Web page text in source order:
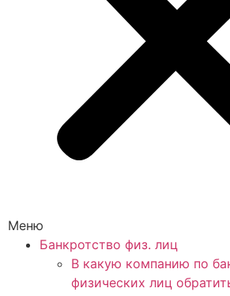
Меню
Банкротство физ. лиц
В какую компанию по
физических лиц